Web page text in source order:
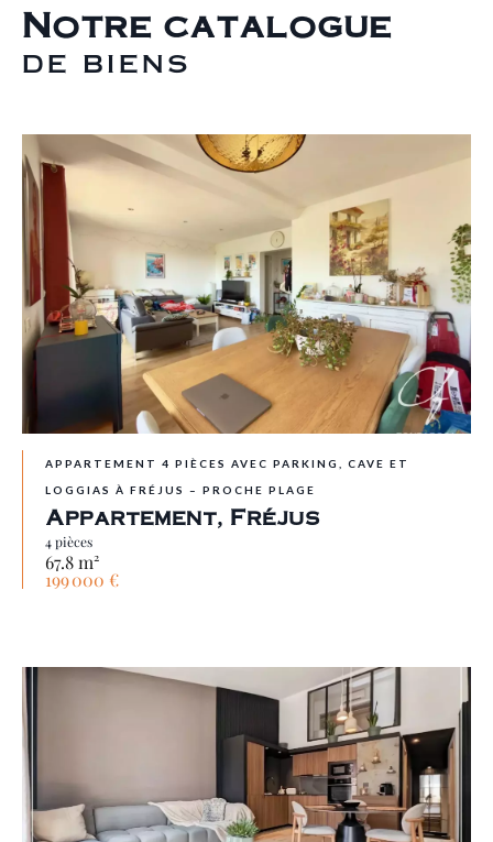
Notre catalogue
DE BIENS
APPARTEMENT 4 PIÈCES AVEC PARKING, CAVE ET
LOGGIAS À FRÉJUS – PROCHE PLAGE
Appartement, Fréjus
4 pièces
67.8 m²
199 000 €